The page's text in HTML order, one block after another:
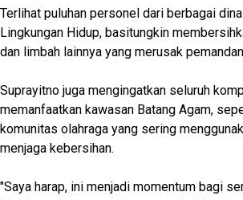
Terlihat puluhan personel dari berbagai
Lingkungan Hidup, basitungkin
dan limbah lainnya yang merusak
Suprayitno juga mengingatkan seluruh
memanfaatkan kawasan Batang Agam,
komunitas olahraga yang sering
menjaga kebersihan.
"Saya harap, ini menjadi momentum bagi